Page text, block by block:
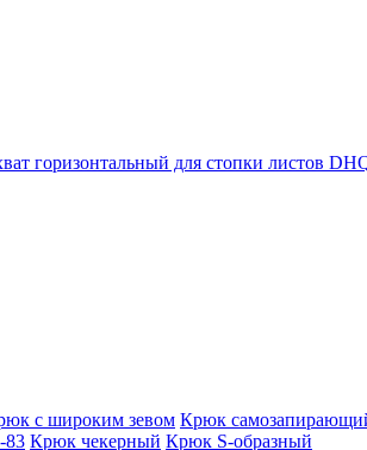
горизонтальный для стопки листов
с широким зевом Крюк
83 Крюк чекерный Крюк S-образный